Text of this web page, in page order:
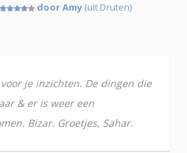
door Amy (uit Druten)
je inzichten. De dingen die
& er is weer een
Bizar. Groetjes, Sahar.